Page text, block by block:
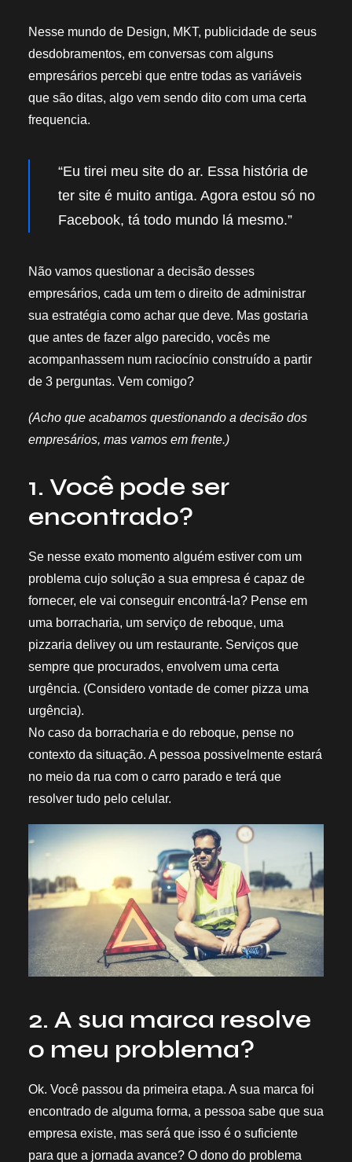
Nesse mundo de Design, MKT, publicidade de seus
desdobramentos, em conversas com alguns
empresários percebi que entre todas as variáveis
que são ditas, algo vem sendo dito com uma certa
frequencia.
“Eu tirei meu site do ar. Essa história de
ter site é muito antiga. Agora estou só no
Facebook, tá todo mundo lá mesmo.”
Não vamos questionar a decisão desses
empresários, cada um tem o direito de administrar
sua estratégia como achar que deve. Mas gostaria
que antes de fazer algo parecido, vocês me
acompanhassem num raciocínio construído a partir
de 3 perguntas. Vem comigo?
(Acho que acabamos questionando a decisão dos
empresários, mas vamos em frente.)
1. Você pode ser
encontrado?
Se nesse exato momento alguém estiver com um
problema cujo solução a sua empresa é capaz de
fornecer, ele vai conseguir encontrá-la? Pense em
uma borracharia, um serviço de reboque, uma
pizzaria delivey ou um restaurante. Serviços que
sempre que procurados, envolvem uma certa
urgência. (Considero vontade de comer pizza uma
urgência).
No caso da borracharia e do reboque, pense no
contexto da situação. A pessoa possivelmente estará
no meio da rua com o carro parado e terá que
resolver tudo pelo celular.
2. A sua marca resolve
o meu problema?
Ok. Você passou da primeira etapa. A sua marca foi
encontrado de alguma forma, a pessoa sabe que sua
empresa existe, mas será que isso é o suficiente
para que a jornada avance? O dono do problema